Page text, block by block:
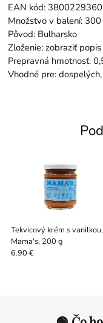
EAN kód:
Množstvo v balení: 300
Pôvod: Bulharsko
Zloženie: zobraziť popis
Prepravná hmotnosť:
Vhodné pre:
Tekvicový krém s vanilkou,
Mama's, 200 g
6.90 €